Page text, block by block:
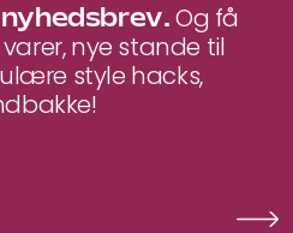
Og få
nye stande til
style hacks,